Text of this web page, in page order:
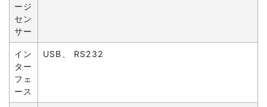
ージ
セン
サー
イン
ター
フェ
ース
USB、 RS232